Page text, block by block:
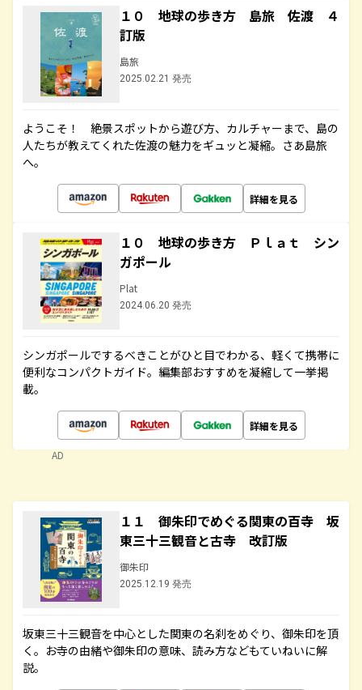
１０ 地球の歩き方 島旅 佐渡 ４
訂版
島旅
2025.02.21 発売
ようこそ！ 絶景スポットから遊び方、カルチャーまで、島の
人たちが教えてくれた佐渡の魅力をギュッと凝縮。さあ島旅
へ。
詳細を見る
１０ 地球の歩き方 Ｐｌａｔ シン
ガポール
Plat
2024.06.20 発売
シンガポールでするべきことがひと目でわかる、軽くて携帯に
便利なコンパクトガイド。編集部おすすめを凝縮して一挙掲
載。
詳細を見る
AD
１１ 御朱印でめぐる関東の百寺 坂
東三十三観音と古寺 改訂版
御朱印
2025.12.19 発売
坂東三十三観音を中心とした関東の名刹をめぐり、御朱印を頂
く。お寺の由緒や御朱印の意味、読み方などもていねいに解
説。